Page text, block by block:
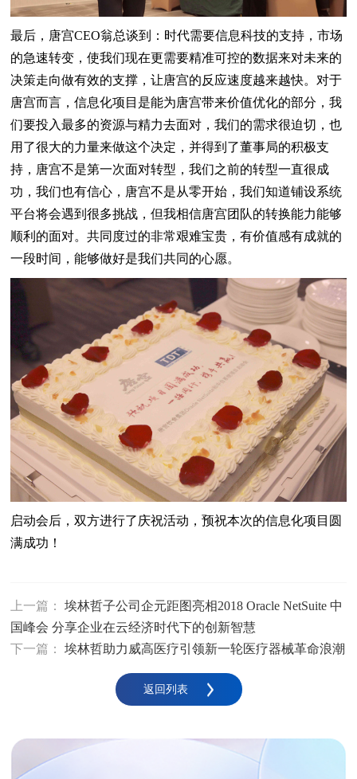
最后，唐宫CEO翁总谈到：时代需要信息科技的支持，市场
的急速转变，使我们现在更需要精准可控的数据来对未来的
决策走向做有效的支撑，让唐宫的反应速度越来越快。对于
唐宫而言，信息化项目是能为唐宫带来价值优化的部分，我
们要投入最多的资源与精力去面对，我们的需求很迫切，也
用了很大的力量来做这个决定，并得到了董事局的积极支
持，唐宫不是第一次面对转型，我们之前的转型一直很成
功，我们也有信心，唐宫不是从零开始，我们知道铺设系统
平台将会遇到很多挑战，但我相信唐宫团队的转换能力能够
顺利的面对。共同度过的非常艰难宝贵，有价值感有成就的
一段时间，能够做好是我们共同的心愿。
启动会后，双方进行了庆祝活动，预祝本次的信息化项目圆
满成功！
上一篇： 埃林哲子公司企元距图亮相2018 Oracle NetSuite 中
国峰会 分享企业在云经济时代下的创新智慧
下一篇： 埃林哲助力威高医疗引领新一轮医疗器械革命浪潮
返回列表